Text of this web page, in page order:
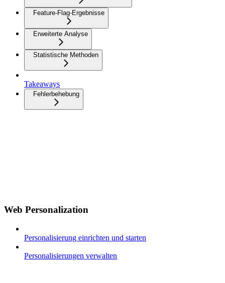
Feature-Flag-Ergebnisse
Erweiterte Analyse
Statistische Methoden
Takeaways
Fehlerbehebung
Web Personalization
Personalisierung einrichten und starten
Personalisierungen verwalten